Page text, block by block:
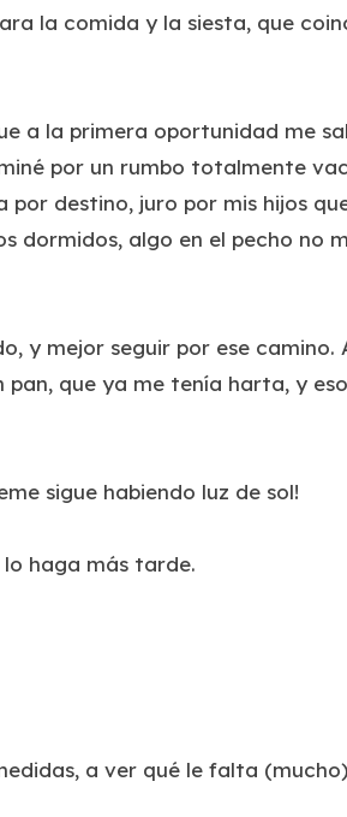
la comida y la siesta, que
a la primera oportunidad me
por un rumbo totalmente
destino, juro por mis hijos
dormidos, algo en el pecho no
y mejor seguir por ese camino.
que ya me tenía harta, y
sigue habiendo luz de sol!
haga más tarde.
a ver qué le falta